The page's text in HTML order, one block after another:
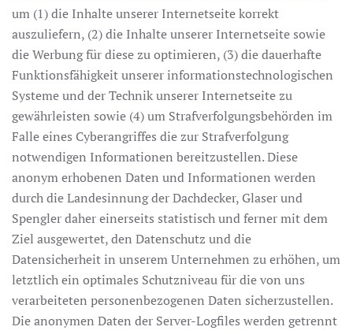
um (1) die Inhalte unserer Internetseite korrekt
auszuliefern, (2) die Inhalte unserer Internetseite sowie
die Werbung für diese zu optimieren, (3) die dauerhafte
Funktionsfähigkeit unserer informationstechnologischen
Systeme und der Technik unserer Internetseite zu
gewährleisten sowie (4) um Strafverfolgungsbehörden im
Falle eines Cyberangriffes die zur Strafverfolgung
notwendigen Informationen bereitzustellen. Diese
anonym erhobenen Daten und Informationen werden
durch die Landesinnung der Dachdecker, Glaser und
Spengler daher einerseits statistisch und ferner mit dem
Ziel ausgewertet, den Datenschutz und die
Datensicherheit in unserem Unternehmen zu erhöhen, um
letztlich ein optimales Schutzniveau für die von uns
verarbeiteten personenbezogenen Daten sicherzustellen.
Die anonymen Daten der Server-Logfiles werden getrennt